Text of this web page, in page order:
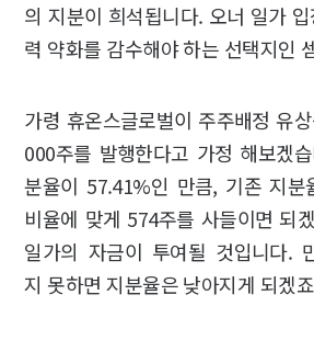
의 지분이 희석됩니다. 오너 일가
력 약화를 감수해야 하는 선택지인
가령 휴온스글로벌이 주주배정 유
000주를 발행한다고 가정 해보겠
분율이 57.41%인 만큼, 기존 지분
비율에 맞게 574주를 사들이면 되
일가의 자금이 투여될 것입니다.
지 못하면 지분율은 낮아지게 되겠